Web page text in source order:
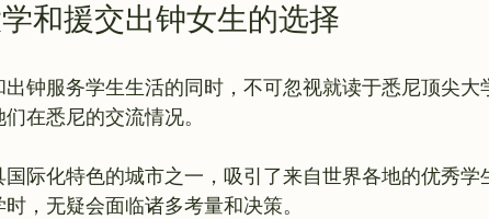
和援交出钟女生的选择
钟服务学生生活的同时，不可忽视就读于悉尼顶尖大
在悉尼的交流情况。
际化特色的城市之一，吸引了来自世界各地的优秀学
，无疑会面临诸多考量和决策。